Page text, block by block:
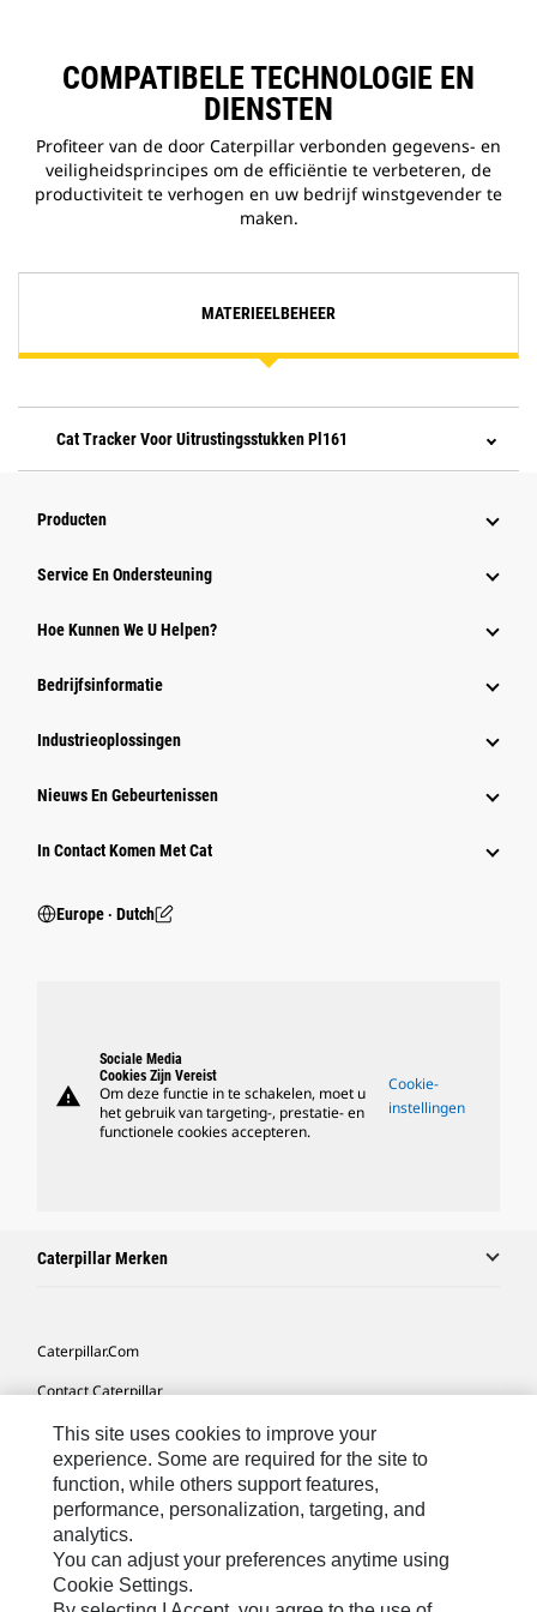
COMPATIBELE TECHNOLOGIE EN
DIENSTEN
Profiteer van de door Caterpillar verbonden gegevens- en
veiligheidsprincipes om de efficiëntie te verbeteren, de
productiviteit te verhogen en uw bedrijf winstgevender te
maken.
MATERIEELBEHEER
Cat Tracker Voor Uitrustingsstukken Pl161
Producten
Service En Ondersteuning
Hoe Kunnen We U Helpen?
Bedrijfsinformatie
Industrieoplossingen
Nieuws En Gebeurtenissen
In Contact Komen Met Cat
Europe ‧ Dutch
warning
Sociale Media
Cookies Zijn Vereist
Om deze functie in te schakelen, moet u
het gebruik van targeting-, prestatie- en
functionele cookies accepteren.
Cookie-
instellingen
Caterpillar Merken
Caterpillar.com
Contact Caterpillar
Mijn Marketingvoorkeuren
Site Map
Cookie Settings
Legal
Privacy
This site uses cookies to improve your
experience. Some are required for the site to
function, while others support features,
performance, personalization, targeting, and
analytics.
You can adjust your preferences anytime using
Cookie Settings.